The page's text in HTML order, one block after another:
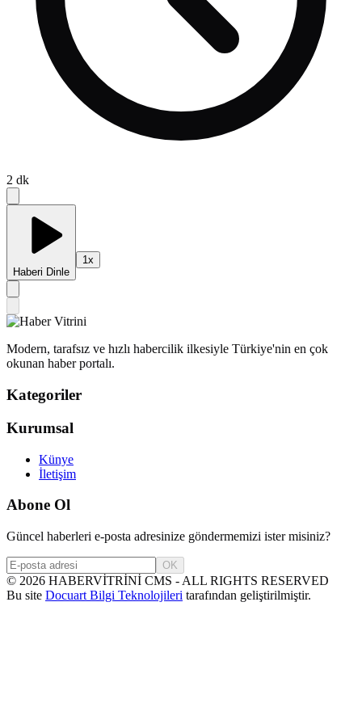
2 dk
Haberi Dinle
1x
Modern, tarafsız ve hızlı habercilik ilkesiyle Türkiye'nin en çok
okunan haber portalı.
Kategoriler
Kurumsal
Künye
İletişim
Abone Ol
Güncel haberleri e-posta adresinize göndermemizi ister misiniz?
OK
© 2026 HABERVİTRİNİ CMS - ALL RIGHTS RESERVED
Bu site Docuart Bilgi Teknolojileri tarafından geliştirilmiştir.